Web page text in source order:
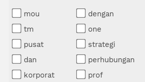
mou
dengan
tm
one
pusat
strategi
dan
perhubungan
korporat
prof